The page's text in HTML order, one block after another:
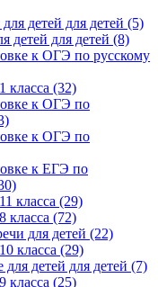
детей для детей (5)
детей для детей (8)
к ОГЭ по русскому
класса (32)
к ОГЭ по
к ОГЭ по
к ЕГЭ по
класса (29)
класса (72)
для детей (22)
класса (29)
детей для детей (7)
класса (25)